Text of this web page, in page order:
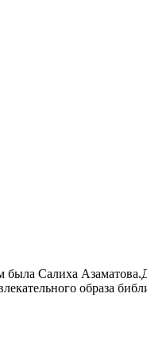
была Салиха
образа